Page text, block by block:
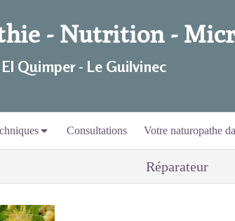
- Nutrition -
Quimper - Le Guilvinec
Consultations Votre naturopathe
Réparateur